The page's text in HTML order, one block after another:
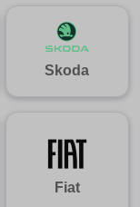
Skoda
Fiat